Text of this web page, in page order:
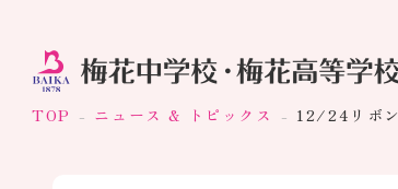
TOP ニュース & トピックス 12/24リボン